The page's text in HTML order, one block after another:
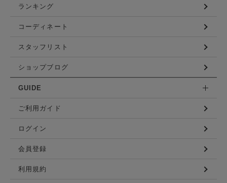
ランキング
コーディネート
スタッフリスト
ショップブログ
GUIDE
ご利用ガイド
ログイン
会員登録
利用規約